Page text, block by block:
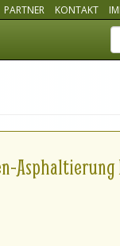
PARTNER KONTAKT